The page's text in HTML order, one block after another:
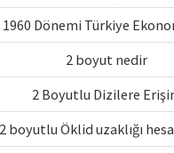
1960 Dönemi Türkiye
2 boyut nedir
2 Boyutlu Dizilere
2 boyutlu Öklid uzaklığı